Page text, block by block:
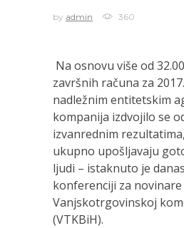
by admin 360
Na osnovu više od
završnih računa za
nadležnim entitetskim
kompanija izdvojilo se
izvanrednim
ukupno upošljavaju
ljudi – istaknuto je
konferenciji za novinare
Vanjskotrgovinskoj
(VTKBiH).